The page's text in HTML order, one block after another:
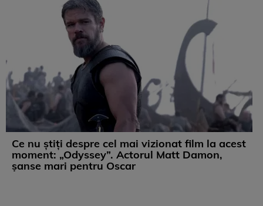
Ce nu știți despre cel mai vizionat film la acest
moment: „Odyssey”. Actorul Matt Damon,
șanse mari pentru Oscar